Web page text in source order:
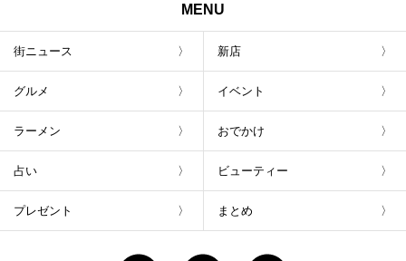
MENU
街ニュース 新店
グルメ イベント
ラーメン おでかけ
占い ビューティー
プレゼント まとめ